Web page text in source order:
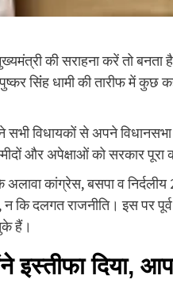
की सराहना करें तो बनता
पुष्‍कर सिंंह धामी की तारीफ में
विधायकों से अपने
और अपेक्षाओं को सरकार
अलावा कांग्रेस, बसपा व
कि दलगत राजनीति। इस पर
हैं।
इस्तीफा दिया,